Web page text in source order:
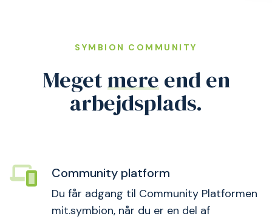
SYMBION COMMUNITY
Megetmereend en
arbejdsplads.
Community platform
Du får adgang til Community Platformen
mit.symbion, når du er en del af